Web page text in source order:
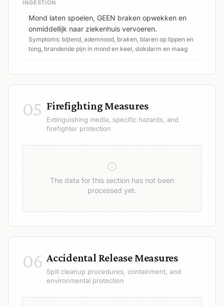
INGESTION
Mond laten spoelen, GEEN braken opwekken en
onmiddellijk naar ziekenhuis vervoeren.
Symptoms: bijtend, ademnood, braken, blaren op lippen en
tong, brandende pijn in mond en keel, slokdarm en maag
05 Firefighting Measures
Extinguishing media, specific hazards, and
firefighter protection
The data for this section has not been
processed yet.
06 Accidental Release Measures
Spill cleanup procedures, containment, and
environmental protection